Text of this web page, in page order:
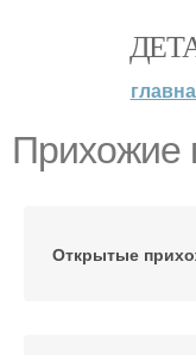
Прихожие
Открытые